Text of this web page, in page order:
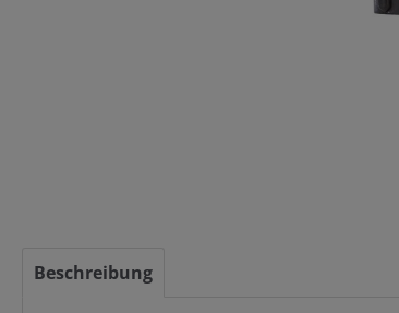
Beschreibung